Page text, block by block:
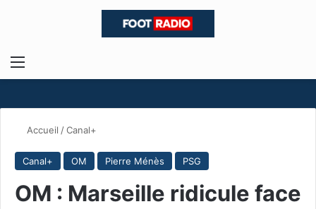
Menu
Accueil /Canal+
Canal+ OM Pierre Ménès PSG
OM : Marseille ridicule face